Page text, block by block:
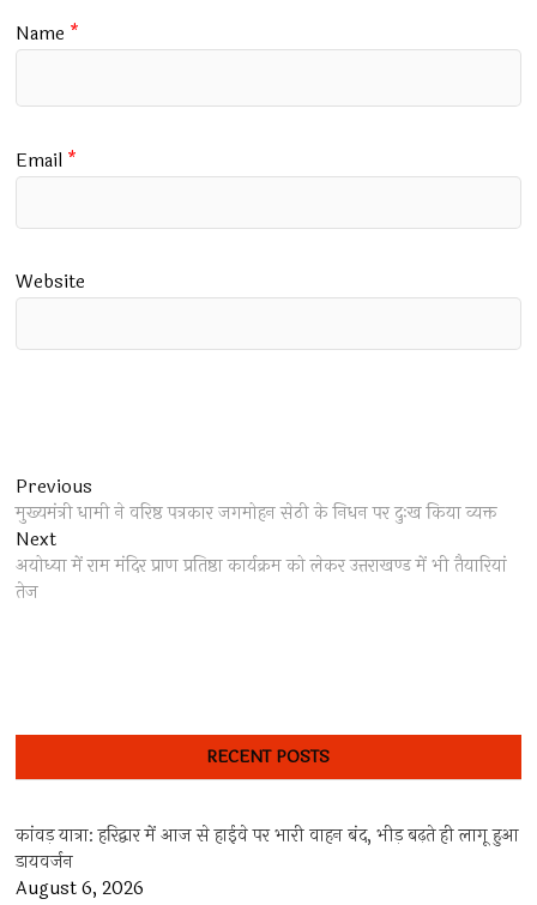
Name *
Email *
Website
Post
navigation
Previous
post:
मुख्यमंत्री धामी ने वरिष्ठ पत्रकार जगमोहन सेठी के निधन पर दुःख किया व्यक्त
NextNext
post:
अयोध्या में राम मंदिर प्राण प्रतिष्ठा कार्यक्रम को लेकर उत्तराखण्ड में भी तैयारियां
तेज
RECENT POSTS
कांवड़ यात्रा: हरिद्वार में आज से हाईवे पर भारी वाहन बंद, भीड़ बढ़ते ही लागू हुआ
डायवर्जन
August 6, 2026